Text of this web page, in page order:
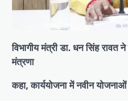
विभागीय मंत्री डा. धन सिंह रावत
मंत्रणा
कहा, कार्ययोजना में नवीन